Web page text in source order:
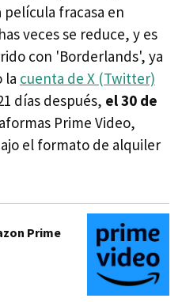
película fracasa en
veces se reduce, y es
con 'Borderlands', ya
la cuenta de X (Twitter)
días después, el 30 de
Prime Video,
el formato de alquiler
Prime